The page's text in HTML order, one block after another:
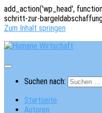
add_action('wp_head',
schritt-zur-
Zum Inhalt springen
Suchen nach:
Startseite
Autoren